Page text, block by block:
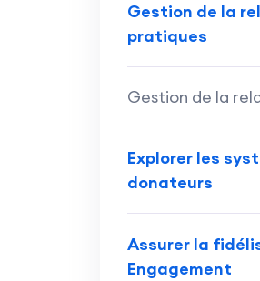
Gestion de la
pratiques
Gestion de la
Explorer les
donateurs
Assurer la
Engagement